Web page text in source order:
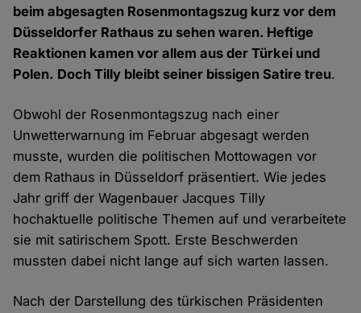
beim abgesagten Rosenmontagszug kurz vor dem
Düsseldorfer Rathaus zu sehen waren. Heftige
Reaktionen kamen vor allem aus der Türkei und
Polen. Doch Tilly bleibt seiner bissigen Satire treu.
Obwohl der Rosenmontagszug nach einer
Unwetterwarnung im Februar abgesagt werden
musste, wurden die politischen Mottowagen vor
dem Rathaus in Düsseldorf präsentiert. Wie jedes
Jahr griff der Wagenbauer Jacques Tilly
hochaktuelle politische Themen auf und verarbeitete
sie mit satirischem Spott. Erste Beschwerden
mussten dabei nicht lange auf sich warten lassen.
Nach der Darstellung des türkischen Präsidenten